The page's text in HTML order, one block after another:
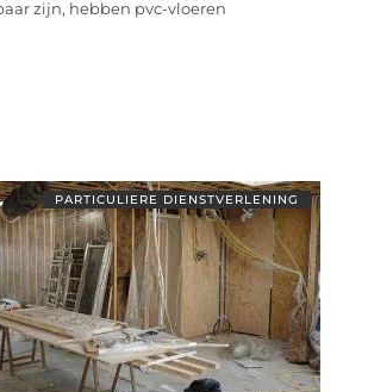
zijn, hebben pvc-vloeren
PARTICULIERE DIENSTVERLENING